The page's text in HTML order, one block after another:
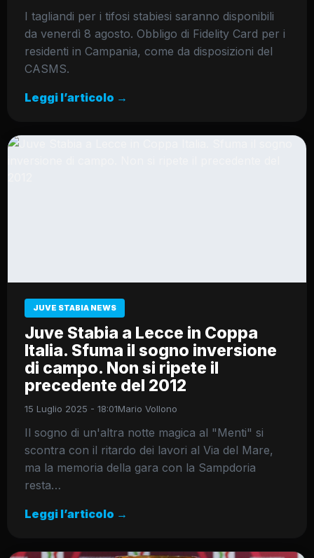
I tagliandi per i tifosi stabiesi saranno disponibili
da venerdì 8 agosto. Obbligo di Fidelity Card per i
residenti in Campania, come da disposizioni del
CASMS.
Leggi l’articolo →
JUVE STABIA NEWS
Juve Stabia a Lecce in Coppa
Italia. Sfuma il sogno inversione
di campo. Non si ripete il
precedente del 2012
15 Luglio 2025 - 18:01Mario Vollono
Il sogno di un'altra notte magica al "Menti" si
scontra con il ritardo dei lavori al Via del Mare,
ma la memoria della gara con la Sampdoria
resta…
Leggi l’articolo →